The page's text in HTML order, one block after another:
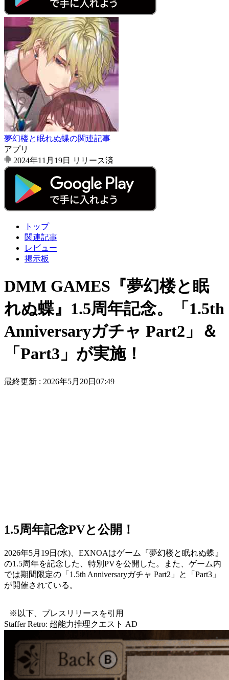
夢幻楼と眠れぬ蝶の関連記事
アプリ
2024年11月19日
リリース済
トップ
関連記事
レビュー
掲示板
DMM GAMES『夢幻楼と眠
れぬ蝶』1.5周年記念。「1.5th
Anniversaryガチャ Part2」＆
「Part3」が実施！
最終更新 : 2026年5月20日07:49
1.5周年記念PVと公開！
2026年5月19日(水)、EXNOAはゲーム『夢幻楼と眠れぬ蝶』
の1.5周年を記念した、特別PVを公開した。また、ゲーム内
では期間限定の「1.5th Anniversaryガチャ Part2」と「Part3」
が開催されている。
※以下、プレスリリースを引用
Staffer Retro: 超能力推理クエスト AD